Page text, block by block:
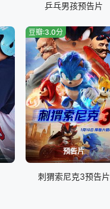
乒乓男孩预告片
预告片
豆瓣:3.0分
刺猬索尼克3预告片